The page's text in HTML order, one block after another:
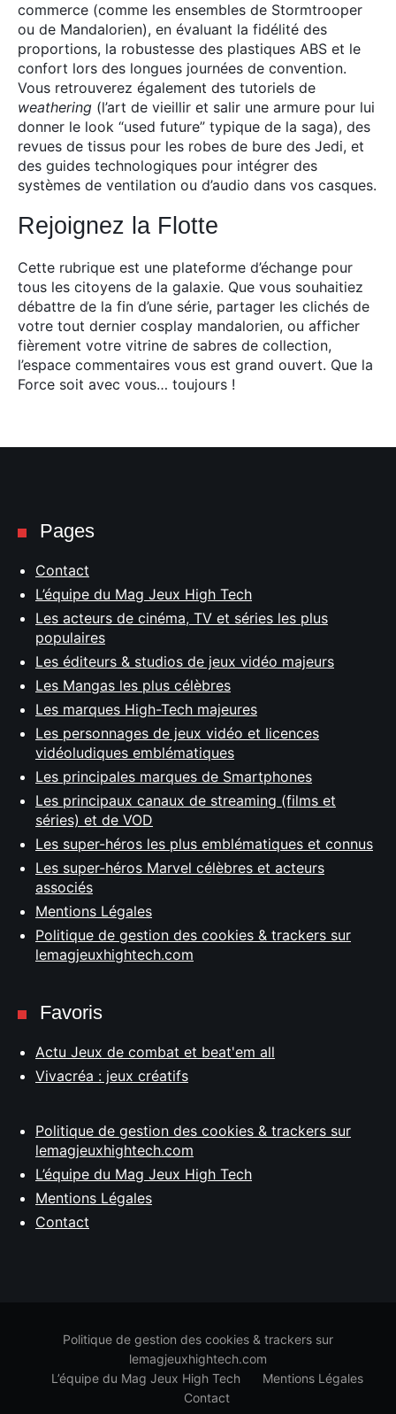
commerce (comme les ensembles de Stormtrooper
ou de Mandalorien), en évaluant la fidélité des
proportions, la robustesse des plastiques ABS et le
confort lors des longues journées de convention.
Vous retrouverez également des tutoriels de
weathering (l’art de vieillir et salir une armure pour lui
donner le look “used future” typique de la saga), des
revues de tissus pour les robes de bure des Jedi, et
des guides technologiques pour intégrer des
systèmes de ventilation ou d’audio dans vos casques.
Rejoignez la Flotte
Cette rubrique est une plateforme d’échange pour
tous les citoyens de la galaxie. Que vous souhaitiez
débattre de la fin d’une série, partager les clichés de
votre tout dernier cosplay mandalorien, ou afficher
fièrement votre vitrine de sabres de collection,
l’espace commentaires vous est grand ouvert. Que la
Force soit avec vous… toujours !
Pages
Contact
L’équipe du Mag Jeux High Tech
Les acteurs de cinéma, TV et séries les plus
populaires
Les éditeurs & studios de jeux vidéo majeurs
Les Mangas les plus célèbres
Les marques High-Tech majeures
Les personnages de jeux vidéo et licences
vidéoludiques emblématiques
Les principales marques de Smartphones
Les principaux canaux de streaming (films et
séries) et de VOD
Les super-héros les plus emblématiques et connus
Les super-héros Marvel célèbres et acteurs
associés
Mentions Légales
Politique de gestion des cookies & trackers sur
lemagjeuxhightech.com
Favoris
Actu Jeux de combat et beat'em all
Vivacréa : jeux créatifs
Politique de gestion des cookies & trackers sur
lemagjeuxhightech.com
L’équipe du Mag Jeux High Tech
Mentions Légales
Contact
Politique de gestion des cookies & trackers sur
lemagjeuxhightech.com
L’équipe du Mag Jeux High Tech
Mentions Légales
Contact